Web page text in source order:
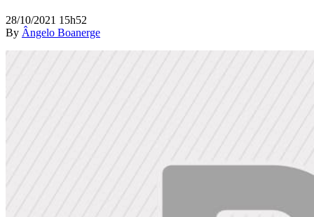
28/10/2021 15h52
By Ângelo Boanerge